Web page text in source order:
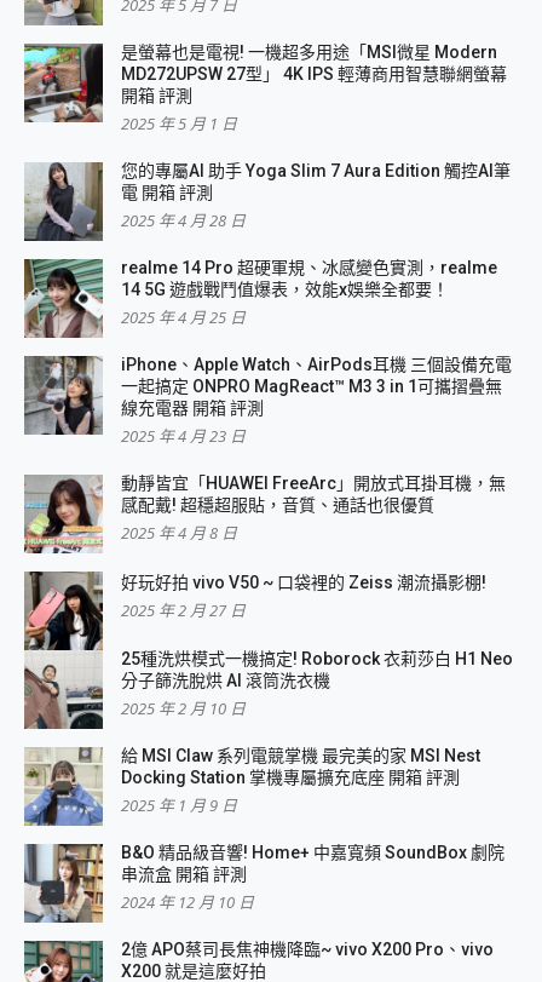
2025 年 5 月 7 日
是螢幕也是電視! 一機超多用途「MSI微星 Modern
MD272UPSW 27型」 4K IPS 輕薄商用智慧聯網螢幕
開箱 評測
2025 年 5 月 1 日
您的專屬AI 助手 Yoga Slim 7 Aura Edition 觸控AI筆
電 開箱 評測
2025 年 4 月 28 日
realme 14 Pro 超硬軍規、冰感變色實測，realme
14 5G 遊戲戰鬥值爆表，效能x娛樂全都要！
2025 年 4 月 25 日
iPhone、Apple Watch、AirPods耳機 三個設備充電
一起搞定 ONPRO MagReact™ M3 3 in 1可攜摺疊無
線充電器 開箱 評測
2025 年 4 月 23 日
動靜皆宜「HUAWEI FreeArc」開放式耳掛耳機，無
感配戴! 超穩超服貼，音質、通話也很優質
2025 年 4 月 8 日
好玩好拍 vivo V50 ~ 口袋裡的 Zeiss 潮流攝影棚!
2025 年 2 月 27 日
25種洗烘模式一機搞定! Roborock 衣莉莎白 H1 Neo
分子篩洗脫烘 AI 滾筒洗衣機
2025 年 2 月 10 日
給 MSI Claw 系列電競掌機 最完美的家 MSI Nest
Docking Station 掌機專屬擴充底座 開箱 評測
2025 年 1 月 9 日
B&O 精品級音響! Home+ 中嘉寬頻 SoundBox 劇院
串流盒 開箱 評測
2024 年 12 月 10 日
2億 APO蔡司長焦神機降臨~ vivo X200 Pro、vivo
X200 就是這麼好拍